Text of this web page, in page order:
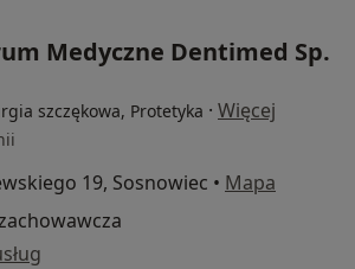
Medyczne Dentimed Sp.
szczękowa, Protetyka · Więcej
19, Sosnowiec • Mapa